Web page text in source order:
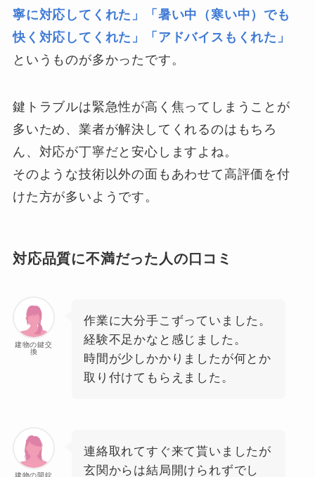
寧に対応してくれた」「暑い中（寒い中）でも
快く対応してくれた」「アドバイスもくれた」
というものが多かったです。
鍵トラブルは緊急性が高く焦ってしまうことが
多いため、業者が解決してくれるのはもちろ
ん、対応が丁寧だと安心しますよね。
そのような技術以外の面もあわせて高評価を付
けた方が多いようです。
対応品質に不満だった人の口コミ
建物の鍵交
換
作業に大分手こずっていました。
経験不足かなと感じました。
時間が少しかかりましたが何とか
取り付けてもらえました。
建物の開錠
連絡取れてすぐ来て貰いましたが
玄関からは結局開けられずでし